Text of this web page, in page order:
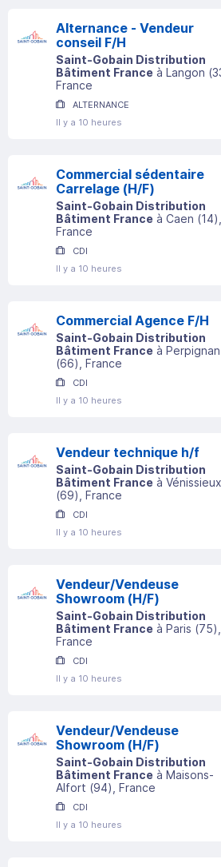
Alternance - Vendeur
conseil F/H
Saint-Gobain Distribution
Bâtiment France à Langon (
France
ALTERNANCE
Il y a 10 heures
Commercial sédentaire
Carrelage (H/F)
Saint-Gobain Distribution
Bâtiment France à Caen (14)
France
CDI
Il y a 10 heures
Commercial Agence F/H
Saint-Gobain Distribution
Bâtiment France à Perpignan
(66) , France
CDI
Il y a 10 heures
Vendeur technique h/f
Saint-Gobain Distribution
Bâtiment France à Vénissieux
(69) , France
CDI
Il y a 10 heures
Vendeur/Vendeuse
Showroom (H/F)
Saint-Gobain Distribution
Bâtiment France à Paris (75)
France
CDI
Il y a 10 heures
Vendeur/Vendeuse
Showroom (H/F)
Saint-Gobain Distribution
Bâtiment France à Maisons-
Alfort (94) , France
CDI
Il y a 10 heures